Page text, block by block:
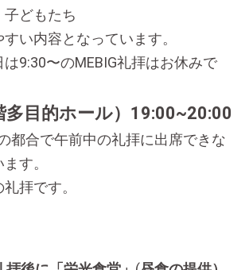
子どもたち
い内容となっています。
は9:30〜のMEBIG礼拝はお休みで
多目的ホール）19:00~20:00
都合で午前中の礼拝に出席できな
す。
拝です。